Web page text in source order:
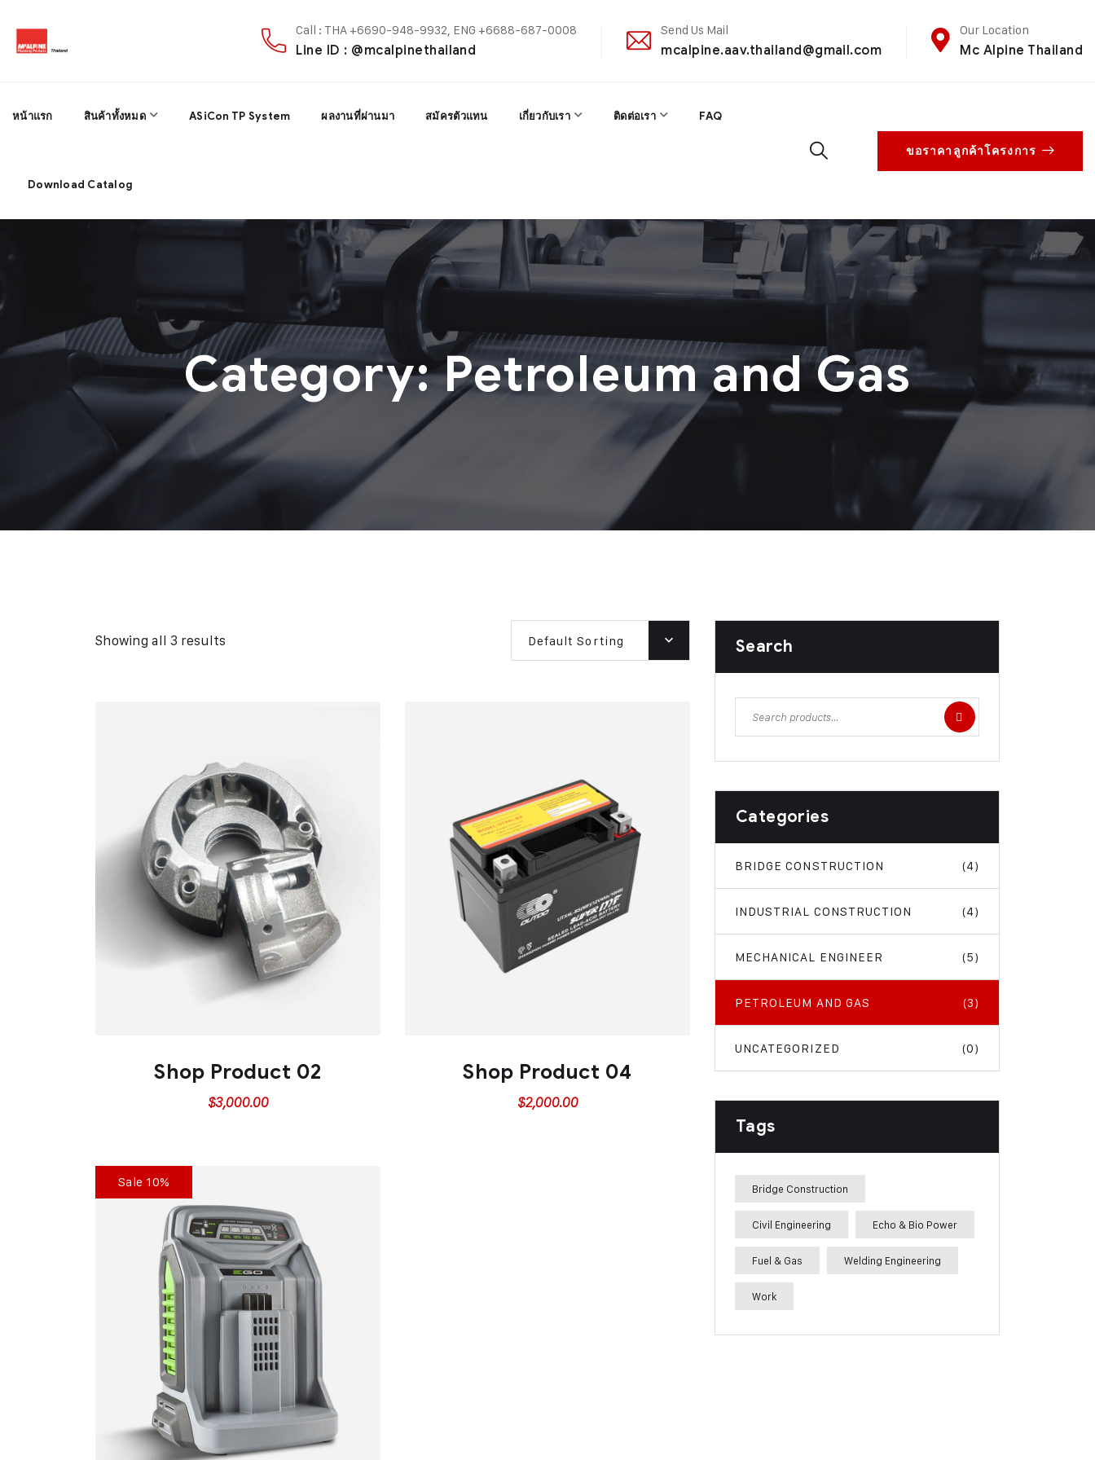
Call : THA +6690-948-9932, ENG +6688-687-0008
Line ID : @mcalpinethailand
Send Us Mail
mcalpine.aav.thailand@gmail.com
Our Location
Mc Alpine Thailand
หน้าแรก สินค้าทั้งหมด ASiCon TP System ผลงานที่ผ่านมา สมัครตัวแทน เกี่ยวกับเรา ติดต่อเรา FAQ
Download Catalog
ขอราคาลูกค้าโครงการ
Category:Petroleum and Gas
Showing all 3 results Default Sorting
Shop Product 02
$3,000.00
Shop Product 04
$2,000.00
Sale 10%
Search
Categories
BRIDGE CONSTRUCTION (4)
INDUSTRIAL CONSTRUCTION (4)
MECHANICAL ENGINEER (5)
PETROLEUM AND GAS (3)
UNCATEGORIZED (0)
Tags
Bridge Construction
Civil Engineering Echo & Bio Power
Fuel & Gas Welding Engineering
Work